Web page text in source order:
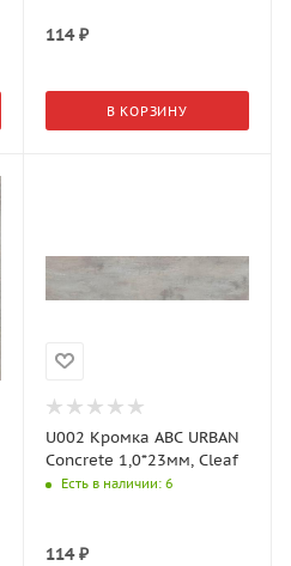
114₽
В КОРЗИНУ
U002 Кромка АВС URBAN
Concrete 1,0*23мм, Cleaf
Есть в наличии: 6
114₽